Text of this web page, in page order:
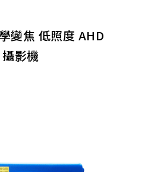
變焦 低照度 AHD
影機